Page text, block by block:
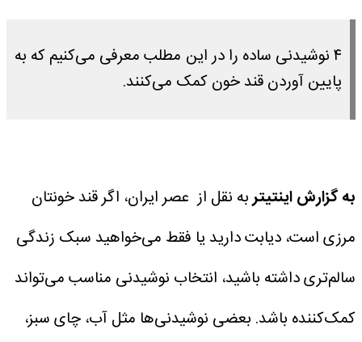
۴ نوشیدنی ساده را در این مطلب معرفی می‌کنیم که به
پایین آوردن قند خون کمک می‌کنند.
به گزارش اینتیتربه نقل از عصر ایران، اگر قند خونتان
مرزی است، دیابت دارید یا فقط می‌خواهید سبک زندگی
سالم‌تری داشته باشید، انتخاب نوشیدنی مناسب می‌تواند
کمک‌کننده باشد. بعضی نوشیدنی‌ها مثل آب، چای سبز،